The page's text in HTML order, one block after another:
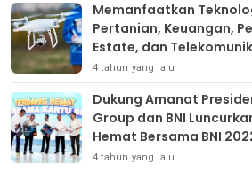
Memanfaatkan
Pertanian, Keuangan,
Estate, dan
4 tahun yang lalu
Dukung Amanat
Group dan BNI
Hemat Bersama BNI
4 tahun yang lalu